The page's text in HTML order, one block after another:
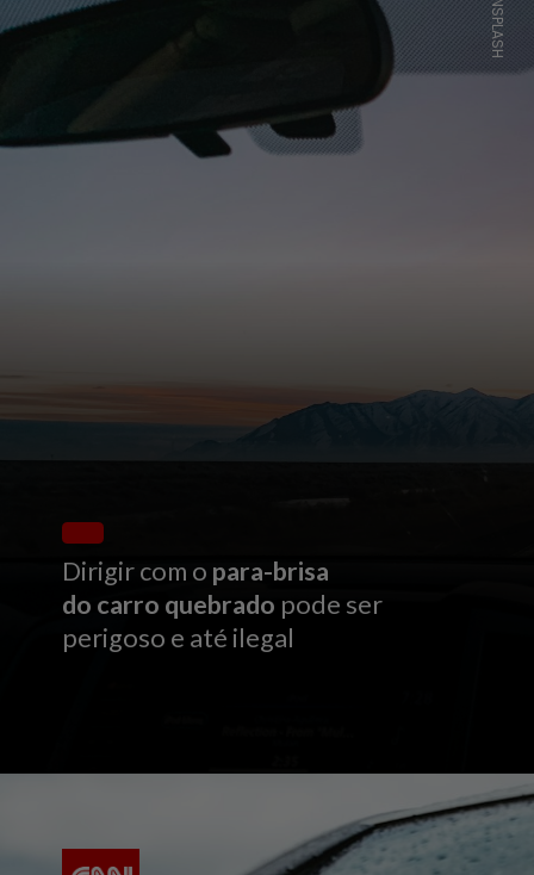
Dirigir com o para-brisa
do carro quebrado pode ser
perigoso e até ilegal
UNSPLASH